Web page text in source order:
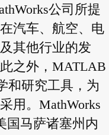
公司所提
汽车、航空、电
其他行业的发
之外，MATLAB
和研究工具，为
用。MathWorks
国马萨诸塞州内